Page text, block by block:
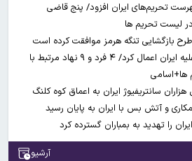
۶ فرد را به فهرست تحریم‌های ایران افزود/ پنج قاضی
لیست تحریم ها
طرح بازگشایی تنگه هرمز موافقت کرده است
آمریکا تحریم‌های جدیدی علیه ایران اعمال کرد/ ۴ فرد و ۹ نهاد مرتبط با
ها+اسامی
هزاران سانتریفیوژ ایران به اعماق کوه کلنگ
و آتش بس با ایران به پایان رسید
را تهدید به بمباران گسترده کرد
آرشیو